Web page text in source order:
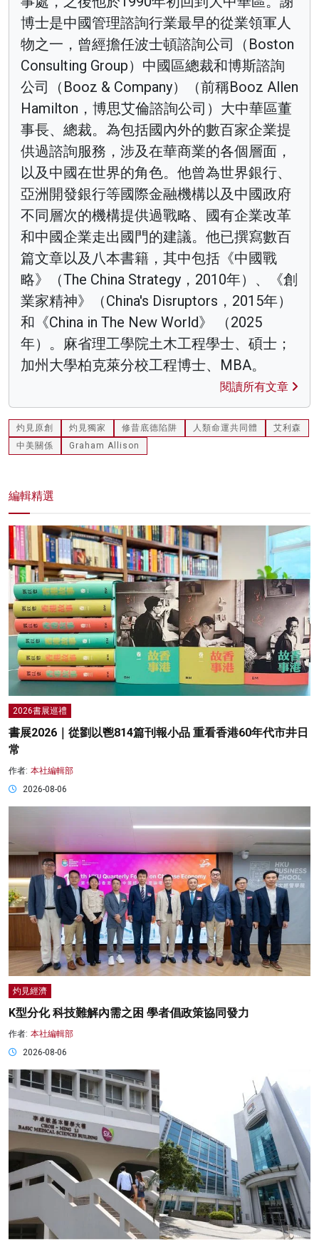
博士是中國管理諮詢行業最早的從業領軍人
物之一，曾經擔任波士頓諮詢公司（Boston
Consulting Group）中國區總裁和博斯諮詢
公司（Booz & Company）（前稱Booz Allen
Hamilton，博思艾倫諮詢公司）大中華區董
事長、總裁。為包括國內外的數百家企業提
供過諮詢服務，涉及在華商業的各個層面，
以及中國在世界的角色。他曾為世界銀行、
亞洲開發銀行等國際金融機構以及中國政府
不同層次的機構提供過戰略、國有企業改革
和中國企業走出國門的建議。他已撰寫數百
篇文章以及八本書籍，其中包括《中國戰
略》（The China Strategy，2010年）、《創
業家精神》（China's Disruptors，2015年）
和《China in The New World》 （2025
年）。麻省理工學院土木工程學士、碩士；
加州大學柏克萊分校工程博士、MBA。
閱讀所有文章
灼見原創 灼見獨家 修昔底德陷阱 人類命運共同體
艾利森
中美關係
Graham Allison
編輯精選
2026書展巡禮
書展2026｜從劉以鬯814篇刊報小品 重看香港60年代市井日
常
作者: 本社編輯部
2026-08-06
灼見經濟
K型分化 科技難解內需之困 學者倡政策協同發力
作者: 本社編輯部
2026-08-06